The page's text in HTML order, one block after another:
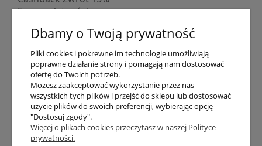
Formy płatności
Numer konta
PayPo kupujesz, nie płacisz
Progi rabatowe
Promocje
Dostawa
Czas wysyłki
Dostawa
Dbamy o Twoją prywatność
Pliki cookies i pokrewne im technologie umożliwiają
poprawne działanie strony i pomagają nam dostosować
ofertę do Twoich potrzeb.
Możesz zaakceptować wykorzystanie przez nas
wszystkich tych plików i przejść do sklepu lub dostosować
użycie plików do swoich preferencji, wybierając opcję
"Dostosuj zgody".
Więcej o plikach cookies przeczytasz w naszej Polityce
prywatności.